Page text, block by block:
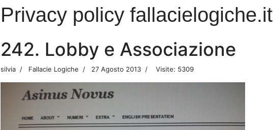
Privacy policy fallacielogiche.it
242. Lobby e Associazione
silvia Fallacie Logiche 27 Agosto 2013 Visite: 5309